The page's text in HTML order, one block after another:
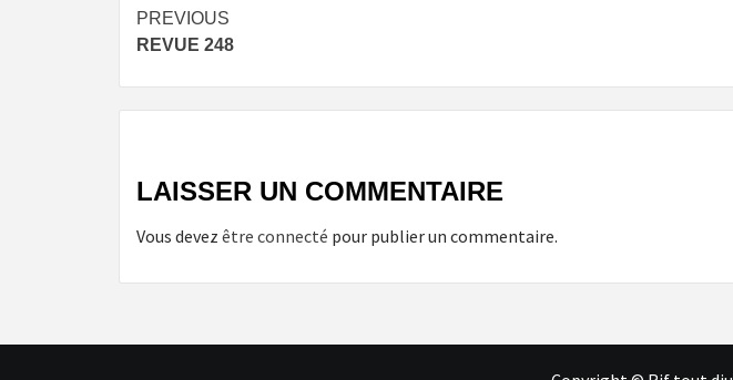
Post
navigation
PREVIOUS
REVUE 248
LAISSER UN COMMENTAIRE
Vous devez être connecté pour publier un commentaire.